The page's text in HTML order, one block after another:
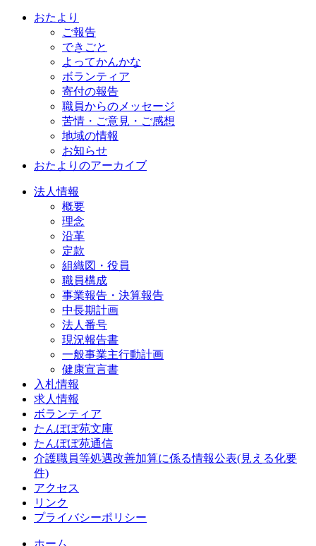
おたより
ご報告
できごと
よってかんかな
ボランティア
寄付の報告
職員からのメッセージ
苦情・ご意見・ご感想
地域の情報
お知らせ
おたよりのアーカイブ
法人情報
概要
理念
沿革
定款
組織図・役員
職員構成
事業報告・決算報告
中長期計画
法人番号
現況報告書
一般事業主行動計画
健康宣言書
入札情報
求人情報
ボランティア
たんぽぽ苑文庫
たんぽぽ苑通信
介護職員等処遇改善加算に係る情報公表(見える化要
件)
アクセス
リンク
プライバシーポリシー
ホーム